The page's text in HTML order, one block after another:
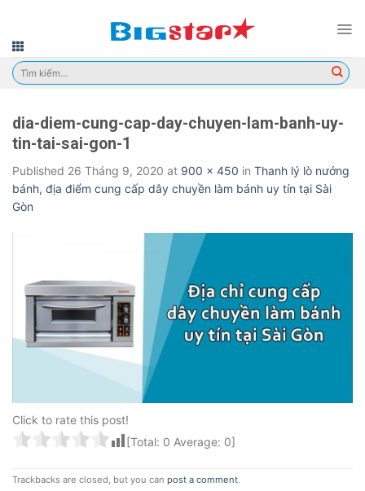
content
Tìm
kiếm:
dia-diem-cung-cap-day-chuyen-lam-banh-uy-
tin-tai-sai-gon-1
Published 26 Tháng 9, 2020 at 900 × 450 in Thanh lý lò nướng
bánh, địa điểm cung cấp dây chuyền làm bánh uy tín tại Sài
Gòn
Click to rate this post!
[Total: 0 Average: 0]
Trackbacks are closed, but you can post a comment.